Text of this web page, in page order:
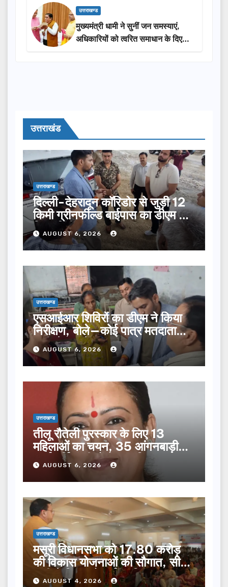
उत्तराखण्ड
मुख्यमंत्री धामी ने सुनीं जन समस्याएं,
अधिकारियों को त्वरित समाधान के दिए
निर्देश
उत्तराखंड
उत्तराखण्ड
दिल्ली-देहरादून कॉरिडोर से जुड़ी 12
किमी ग्रीनफील्ड बाईपास का डीएम ने
किया निरीक्षण…
AUGUST 6, 2026
उत्तराखण्ड
एसआईआर शिविरों का डीएम ने किया
निरीक्षण, बोले—कोई पात्र मतदाता
सूची से न छूटे…
AUGUST 6, 2026
उत्तराखण्ड
तीलू रौतेली पुरस्कार के लिए 13
महिलाओं का चयन, 35 आंगनबाड़ी
कार्यकर्तियां भी होंगी सम्मानित…
AUGUST 6, 2026
उत्तराखण्ड
मसूरी विधानसभा को 17.80 करोड़
की विकास योजनाओं की सौगात, सीएम
धामी ने किया लोकार्पण-शिलान्यास.
AUGUST 4, 2026